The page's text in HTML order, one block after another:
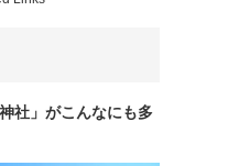
社」がこんなにも多